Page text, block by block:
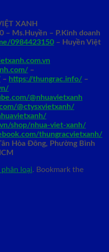
XANH
– Ms.Huyền – P.Kinh doanh
0984423150 – Huyền Việt
–
– https://thungrac.info/ –
@nhuavietxanh
@ctysxvietxanh/
shop/nhua-viet-xanh/
thungracvietxanh/
Hòa Đông, Phường Bình
loại. Bookmark the